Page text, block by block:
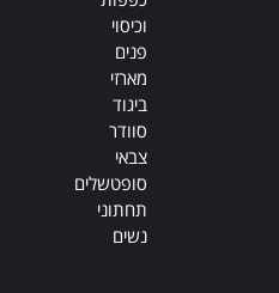
וכיסוי
פנים
מארזי
ביגוד
סוודר
צבאי
סופטשלים
תחתוני
נשים